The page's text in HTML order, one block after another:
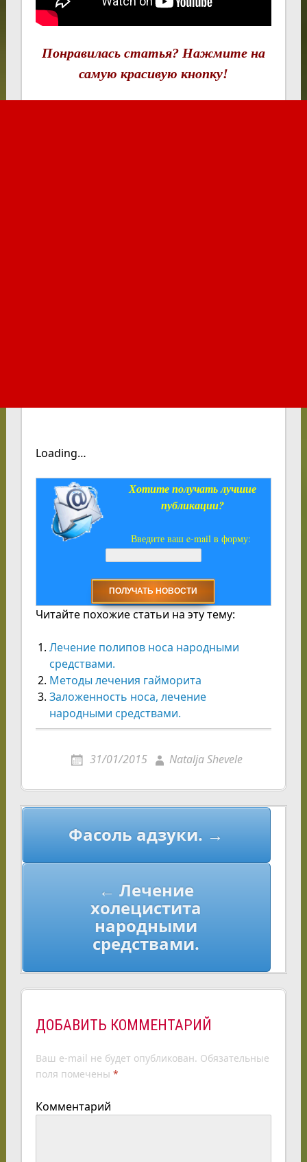
Понравилась статья? Нажмите на
самую красивую кнопку!
Loading…
Хотите получать лучшие
публикации?
Введите ваш e-mail в форму:
Читайте похожие статьи на эту тему:
Лечение полипов носа народными
средствами.
Методы лечения гайморита
Заложенность носа, лечение
народными средствами.
31/01/2015 Natalja Shevele
Навигация
записям
Фасоль адзуки. →
← Лечение
холецистита
народными
средствами.
ДОБАВИТЬ КОММЕНТАРИЙ
Ваш e-mail не будет опубликован. Обязательные
поля помечены *
Комментарий